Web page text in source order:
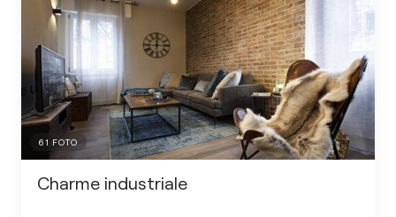
61 FOTO
Charme industriale